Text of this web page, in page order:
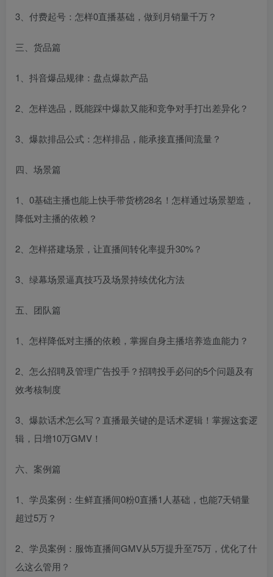
3、付费起号：怎样0直播基础，做到月销量千万？
三、货品篇
1、抖音爆品规律：盘点爆款产品
2、怎样选品，既能踩中爆款又能和竞争对手打出差异化？
3、爆款排品公式：怎样排品，能承接直播间流量？
四、场景篇
1、0基础主播也能上快手带货榜28名！怎样通过场景塑造，
降低对主播的依赖？
2、怎样搭建场景，让直播间转化率提升30%？
3、绿幕场景逼真技巧及场景持续优化方法
五、团队篇
1、怎样降低对主播的依赖，掌握自身主播培养造血能力？
2、怎么招聘及管理广告投手？招聘投手必问的5个问题及有
效考核制度
3、爆款话术怎么写？直播最关键的是话术逻辑！掌握这套逻
辑，日增10万GMV！
六、案例篇
1、学员案例：生鲜直播间0粉0直播1人基础，也能7天销量
超过5万？
2、学员案例：服饰直播间GMV从5万提升至75万，优化了什
么这么管用？